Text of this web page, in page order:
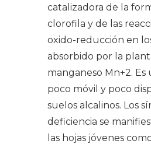
catalizadora de la
clorofila y de las
oxido-reducción en
absorbido por la
manganeso Mn+2.
poco móvil y poco
suelos alcalinos. Los
deficiencia se
las hojas jóvenes